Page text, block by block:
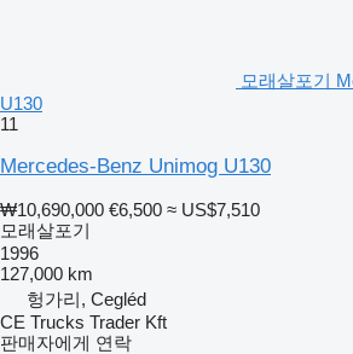
모래살포기
U130
11
Mercedes-Benz Unimog U130
₩10,690,000 €6,500 ≈ US$7,510
모래살포기
1996
127,000 km
헝가리, Cegléd
CE Trucks Trader Kft
판매자에게 연락